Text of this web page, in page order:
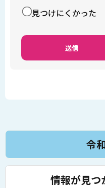
見つけにくかった
令
情報が見つ